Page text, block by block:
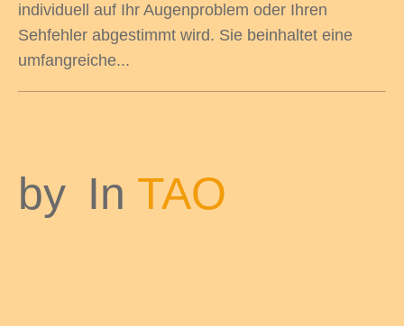
individuell auf Ihr Augenproblem oder Ihren
Sehfehler abgestimmt wird. Sie beinhaltet eine
umfangreiche...
by In TAO